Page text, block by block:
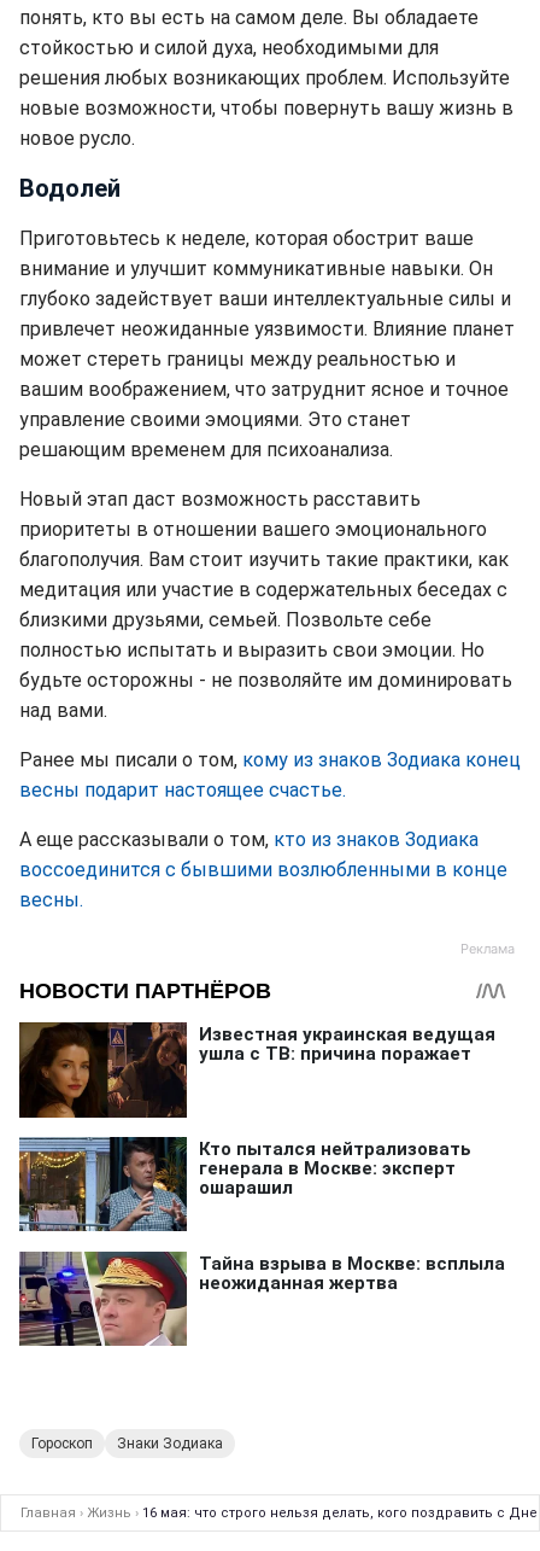
понять, кто вы есть на самом деле. Вы обладаете
стойкостью и силой духа, необходимыми для
решения любых возникающих проблем. Используйте
новые возможности, чтобы повернуть вашу жизнь в
новое русло.
Водолей
Приготовьтесь к неделе, которая обострит ваше
внимание и улучшит коммуникативные навыки. Он
глубоко задействует ваши интеллектуальные силы и
привлечет неожиданные уязвимости. Влияние планет
может стереть границы между реальностью и
вашим воображением, что затруднит ясное и точное
управление своими эмоциями. Это станет
решающим временем для психоанализа.
Новый этап даст возможность расставить
приоритеты в отношении вашего эмоционального
благополучия. Вам стоит изучить такие практики, как
медитация или участие в содержательных беседах с
близкими друзьями, семьей. Позвольте себе
полностью испытать и выразить свои эмоции. Но
будьте осторожны - не позволяйте им доминировать
над вами.
Ранее мы писали о том, кому из знаков Зодиака конец
весны подарит настоящее счастье.
А еще рассказывали о том, кто из знаков Зодиака
воссоединится с бывшими возлюбленными в конце
весны.
Гороскоп Знаки Зодиака
Главная › Жизнь › 16 мая: что строго нельзя делать, кого поздравить с